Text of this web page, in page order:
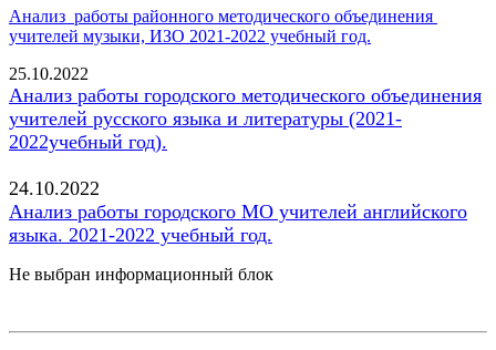
Анализ работы районного методического объединения
учителей музыки, ИЗО 2021-2022 учебный год.
25.10.2022
Анализ работы городского методического объединения
учителей русского языка и литературы (2021-
2022учебный год).
24.10.2022
Анализ работы городского МО учителей английского
языка. 2021-2022 учебный год.
Не выбран информационный блок